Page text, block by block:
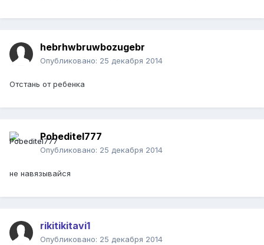
hebrhwbruwbozugebr
Опубликовано: 25 декабря 2014
Отстань от ребенка
Pobeditel777
Опубликовано: 25 декабря 2014
не навязывайся
rikitikitavi1
Опубликовано: 25 декабря 2014